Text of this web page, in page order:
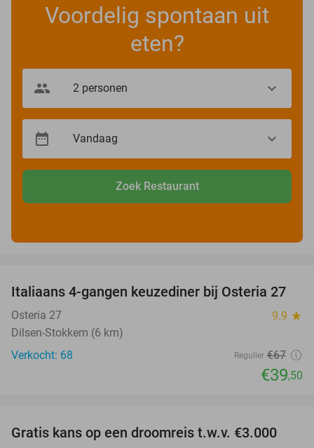
Voordelig spontaan uit
eten?
Zoek Restaurant
41%
Italiaans 4-gangen keuzediner bij Osteria 27
Osteria 27 9.9 star
Dilsen-Stokkem (6 km)
Verkocht: 68
Regulier €67
€39,50
Gratis kans op een droomreis t.w.v. €3.000